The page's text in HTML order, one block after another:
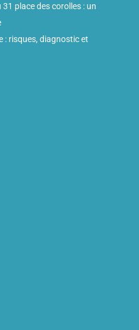
place des corolles : un
: risques, diagnostic et